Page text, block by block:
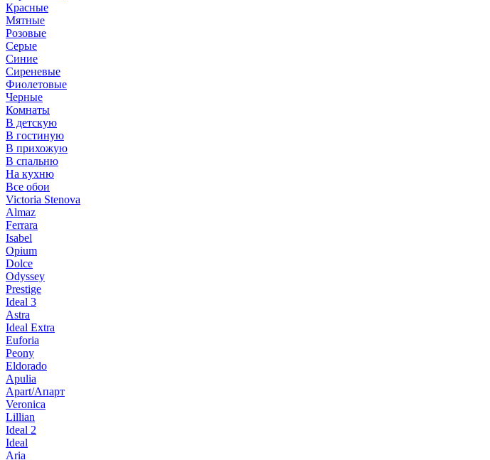
Красные
Мятные
Розовые
Серые
Синие
Сиреневые
Фиолетовые
Черные
Комнаты
В детскую
В гостиную
В прихожую
В спальню
На кухню
Все обои
Victoria Stenova
Almaz
Ferrara
Isabel
Opium
Dolce
Odyssey
Prestige
Ideal 3
Astra
Ideal Extra
Euforia
Peony
Eldorado
Apulia
Apart/Апарт
Veronica
Lillian
Ideal 2
Ideal
Aria